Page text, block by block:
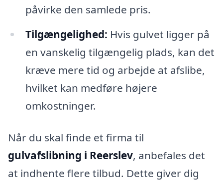
påvirke den samlede pris.
Tilgængelighed: Hvis gulvet ligger på
en vanskelig tilgængelig plads, kan det
kræve mere tid og arbejde at afslibe,
hvilket kan medføre højere
omkostninger.
Når du skal finde et firma til
gulvafslibning i Reerslev, anbefales det
at indhente flere tilbud. Dette giver dig